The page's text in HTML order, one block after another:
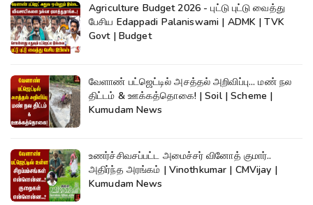
Agriculture Budget 2026 - புட்டு புட்டு வைத்து
பேசிய Edappadi Palaniswami | ADMK | TVK
Govt | Budget
வேளாண் பட்ஜெட்டில் அசத்தல் அறிவிப்பு... மண் நல
திட்டம் & ஊக்கத்தொகை! | Soil | Scheme |
Kumudam News
உணர்ச்சிவசப்பட்ட அமைச்சர் வினோத் குமார்..
அதிர்ந்த அரங்கம் | Vinothkumar | CMVijay |
Kumudam News